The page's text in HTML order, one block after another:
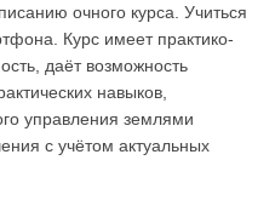
очного курса. Учиться
Курс имеет практико-
даёт возможность
навыков,
управления землями
с учётом актуальных